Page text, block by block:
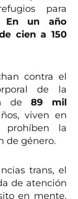
para
En un año
cien a 150
contra el
de la
de89 mil
viven en
prohíben la
de género.
trans, el
de atención
en mente.